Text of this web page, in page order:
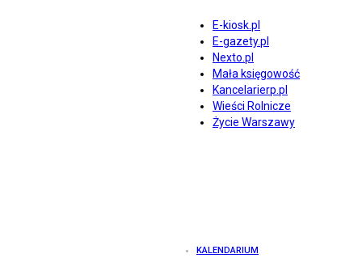
E-kiosk.pl
E-gazety.pl
Nexto.pl
Mała księgowość
Kancelarierp.pl
Wieści Rolnicze
Życie Warszawy
KALENDARIUM